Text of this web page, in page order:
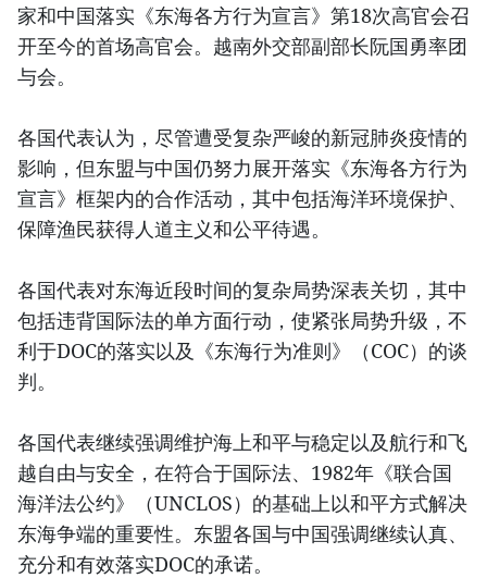
家和中国落实《东海各方行为宣言》第18次高官会召
开至今的首场高官会。越南外交部副部长阮国勇率团
与会。
各国代表认为，尽管遭受复杂严峻的新冠肺炎疫情的
影响，但东盟与中国仍努力展开落实《东海各方行为
宣言》框架内的合作活动，其中包括海洋环境保护、
保障渔民获得人道主义和公平待遇。
各国代表对东海近段时间的复杂局势深表关切，其中
包括违背国际法的单方面行动，使紧张局势升级，不
利于DOC的落实以及《东海行为准则》（COC）的谈
判。
各国代表继续强调维护海上和平与稳定以及航行和飞
越自由与安全，在符合于国际法、1982年《联合国
海洋法公约》（UNCLOS）的基础上以和平方式解决
东海争端的重要性。东盟各国与中国强调继续认真、
充分和有效落实DOC的承诺。